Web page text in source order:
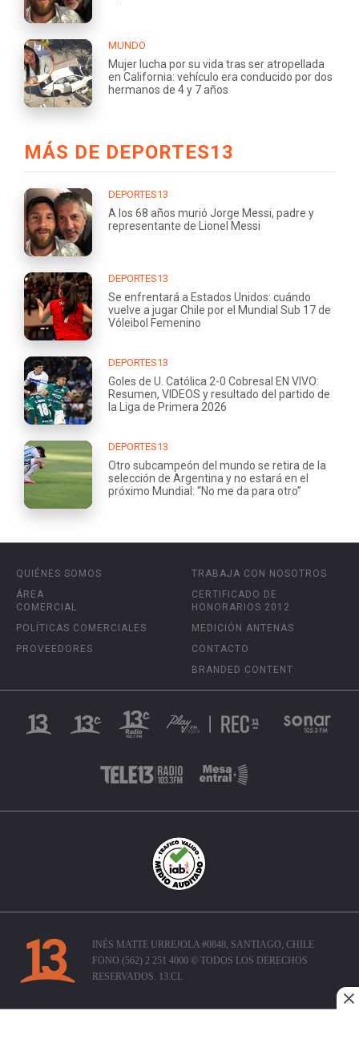
MUNDO
Mujer lucha por su vida tras ser atropellada
en California: vehículo era conducido por dos
hermanos de 4 y 7 años
MÁS DE DEPORTES13
DEPORTES13
A los 68 años murió Jorge Messi, padre y
representante de Lionel Messi
DEPORTES13
Se enfrentará a Estados Unidos: cuándo
vuelve a jugar Chile por el Mundial Sub 17 de
Vóleibol Femenino
DEPORTES13
Goles de U. Católica 2-0 Cobresal EN VIVO:
Resumen, VIDEOS y resultado del partido de
la Liga de Primera 2026
DEPORTES13
Otro subcampeón del mundo se retira de la
selección de Argentina y no estará en el
próximo Mundial: “No me da para otro”
QUIÉNES SOMOS
ÁREA
COMERCIAL
POLÍTICAS COMERCIALES
PROVEEDORES
TRABAJA CON NOSOTROS
CERTIFICADO DE
HONORARIOS 2012
MEDICIÓN ANTENAS
CONTACTO
BRANDED CONTENT
INÉS MATTE URREJOLA #0848, SANTIAGO, CHILE
FONO (562) 2 251 4000 © TODOS LOS DERECHOS
RESERVADOS. 13.CL